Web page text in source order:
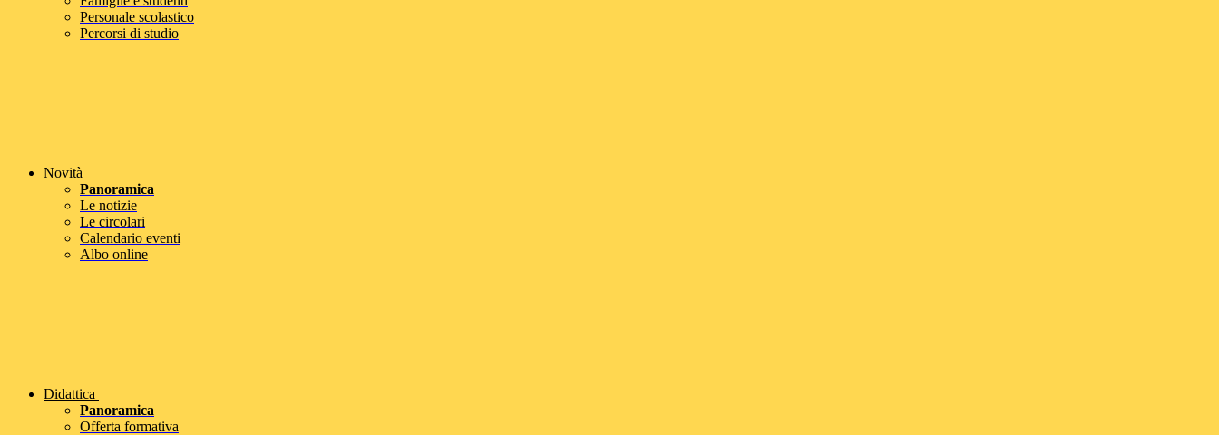
Personale scolastico
Percorsi di studio
Novità
Panoramica
Le notizie
Le circolari
Calendario eventi
Albo online
Didattica
Panoramica
Offerta formativa